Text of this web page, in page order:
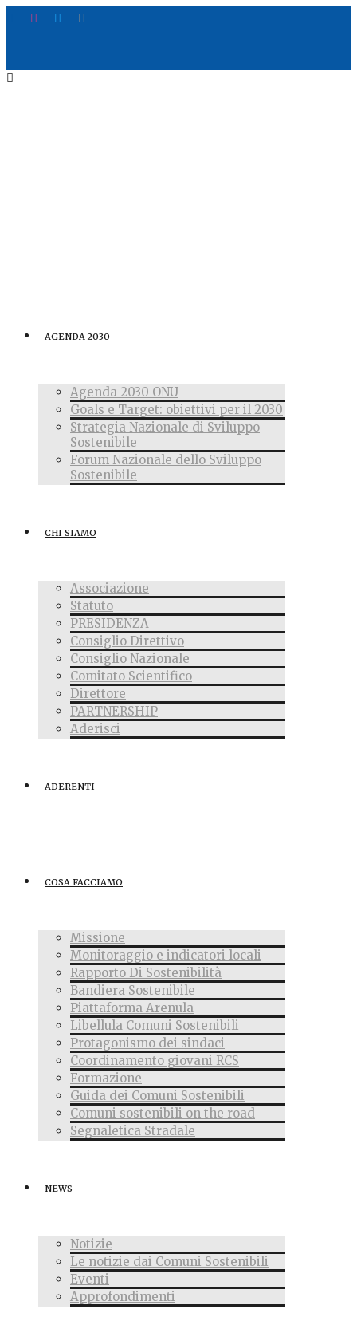
AGENDA 2030
Agenda 2030 ONU
Goals e Target: obiettivi per il 2030
Strategia Nazionale di Sviluppo
Sostenibile
Forum Nazionale dello Sviluppo
Sostenibile
CHI SIAMO
Associazione
Statuto
PRESIDENZA
Consiglio Direttivo
Consiglio Nazionale
Comitato Scientifico
Direttore
PARTNERSHIP
Aderisci
ADERENTI
COSA FACCIAMO
Missione
Monitoraggio e indicatori locali
Rapporto Di Sostenibilità
Bandiera Sostenibile
Piattaforma Arenula
Libellula Comuni Sostenibili
Protagonismo dei sindaci
Coordinamento giovani RCS
Formazione
Guida dei Comuni Sostenibili
Comuni sostenibili on the road
Segnaletica Stradale
NEWS
Notizie
Le notizie dai Comuni Sostenibili
Eventi
Approfondimenti